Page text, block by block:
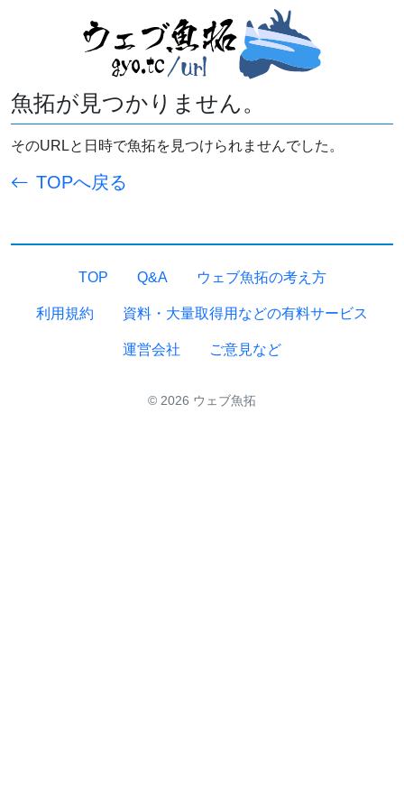
魚拓が見つかりません。
そのURLと日時で魚拓を見つけられませんでした。
TOPへ戻る
TOP Q&A ウェブ魚拓の考え方
利用規約 資料・大量取得用などの有料サービス
運営会社 ご意見など
© 2026 ウェブ魚拓